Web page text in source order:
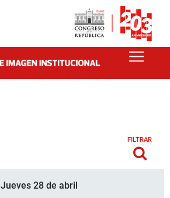
FILTRAR
Jueves 28 de abril